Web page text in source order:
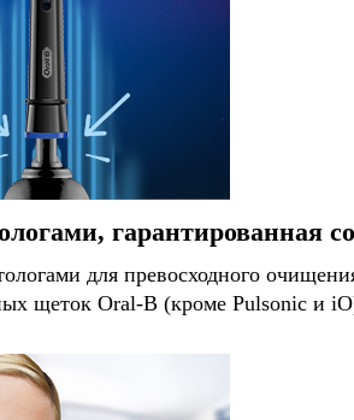
гарантированная
для превосходного
щеток Oral-B (кроме Pulsonic и